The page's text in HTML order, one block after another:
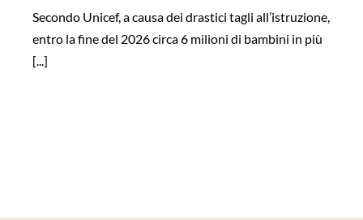
Contattaci
Secondo Unicef, a causa dei drastici tagli all’istruzione,
entro la fine del 2026 circa 6 milioni di bambini in più
[...]